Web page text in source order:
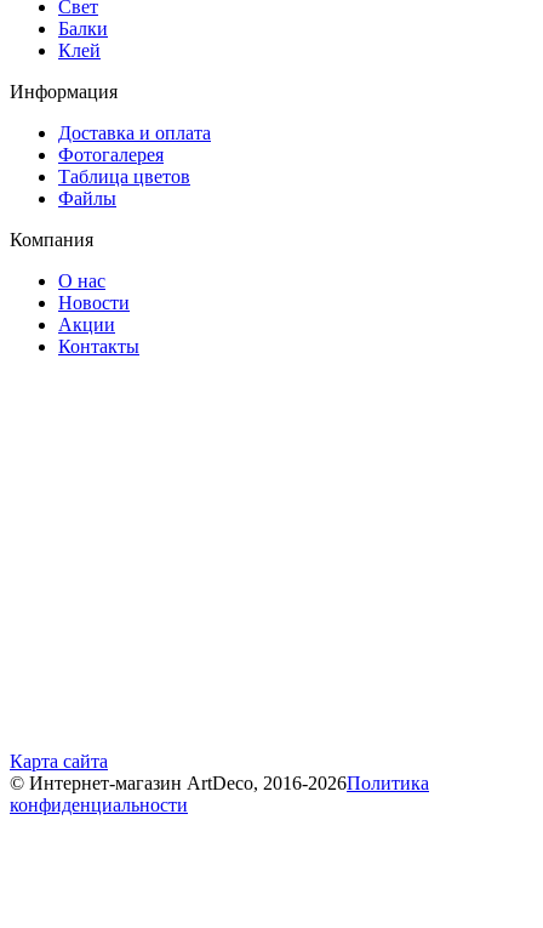
Свет
Балки
Клей
Информация
Доставка и оплата
Фотогалерея
Таблица цветов
Файлы
Компания
О нас
Новости
Акции
Контакты
Карта сайта
© Интернет-магазин ArtDeco, 2016-2026Политика
конфиденциальности